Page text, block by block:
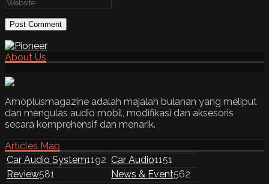
About Us
Amoplusmagazine adalah majalah bulanan yang meliput
dan mengulas audio mobil, modifikasi dan aksesoris
secara komprehensif dan menarik.
Articles Map
Car Audio System1192 Car Audio1151
Review581 News & Event562